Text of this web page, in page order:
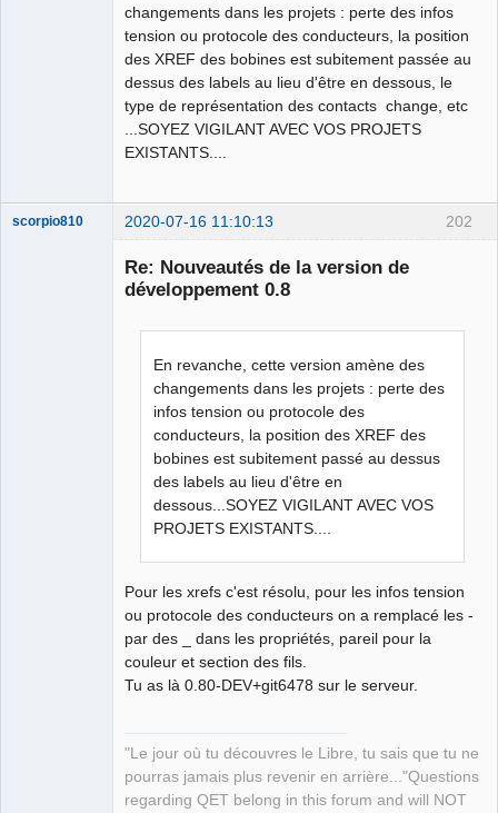
changements dans les projets : perte des infos
tension ou protocole des conducteurs, la position
des XREF des bobines est subitement passée au
dessus des labels au lieu d'être en dessous, le
type de représentation des contacts change, etc
...SOYEZ VIGILANT AVEC VOS PROJETS
EXISTANTS....
202
scorpio810 2020-07-16 11:10:13
Re: Nouveautés de la version de
développement 0.8
En revanche, cette version amène des
changements dans les projets : perte des
infos tension ou protocole des
conducteurs, la position des XREF des
bobines est subitement passé au dessus
des labels au lieu d'être en
dessous...SOYEZ VIGILANT AVEC VOS
PROJETS EXISTANTS....
Pour les xrefs c'est résolu, pour les infos tension
ou protocole des conducteurs on a remplacé les -
par des _ dans les propriétés, pareil pour la
couleur et section des fils.
Tu as là 0.80-DEV+git6478 sur le serveur.
"Le jour où tu découvres le Libre, tu sais que tu ne
pourras jamais plus revenir en arrière..."Questions
regarding QET belong in this forum and will NOT